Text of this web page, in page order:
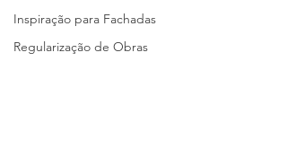
Inspiração para Fachadas
Regularização de Obras